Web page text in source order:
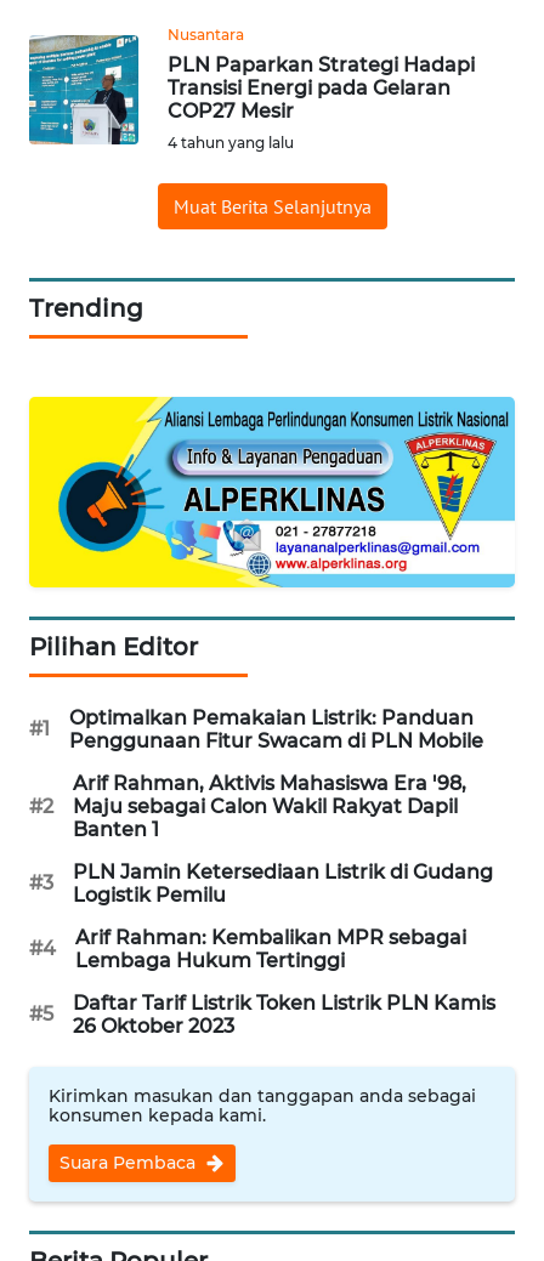
Nusantara
PLN Paparkan Strategi Hadapi
Transisi Energi pada Gelaran
COP27 Mesir
4 tahun yang lalu
Muat Berita Selanjutnya
Trending
Pilihan Editor
#1
Optimalkan Pemakaian Listrik: Panduan
Penggunaan Fitur Swacam di PLN Mobile
#2
Arif Rahman, Aktivis Mahasiswa Era '98,
Maju sebagai Calon Wakil Rakyat Dapil
Banten 1
#3
PLN Jamin Ketersediaan Listrik di Gudang
Logistik Pemilu
#4
Arif Rahman: Kembalikan MPR sebagai
Lembaga Hukum Tertinggi
#5
Daftar Tarif Listrik Token Listrik PLN Kamis
26 Oktober 2023
Kirimkan masukan dan tanggapan anda sebagai
konsumen kepada kami.
Suara Pembaca
WAHANA
INFRASTRUKTUR
WAHANA
WAHANA
WAHANANEWS
ID
WAHANANEWS
CO ID
WAHANANEWS
NET
WAHANA
SPORT
WAHANA
UMKM
WAHANA
WAHANA
PERSONA
OTOMOTIF
HEALTH